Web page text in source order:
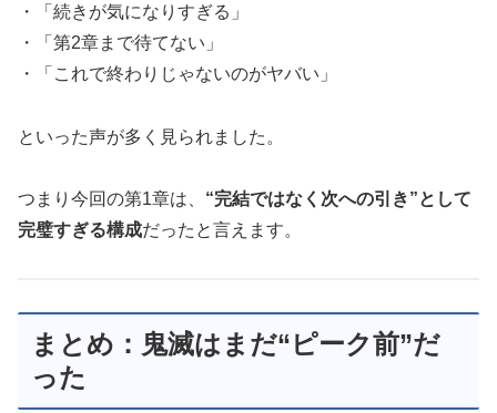
・「続きが気になりすぎる」
・「第2章まで待てない」
・「これで終わりじゃないのがヤバい」
といった声が多く見られました。
つまり今回の第1章は、 “完結ではなく次への引き”として
完璧すぎる構成だったと言えます。
まとめ：鬼滅はまだ“ピーク前”だ
った